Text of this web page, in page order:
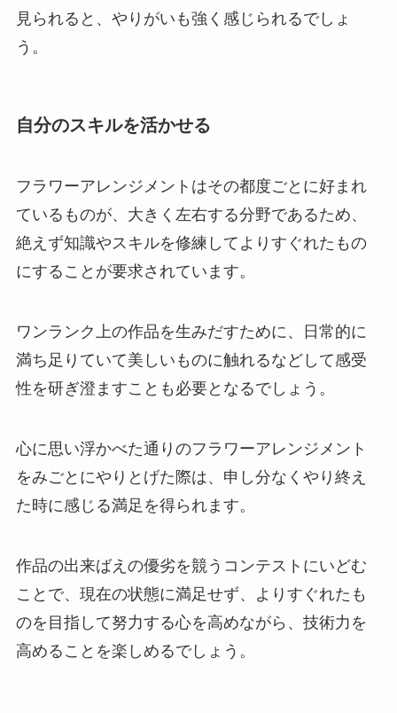
見られると、やりがいも強く感じられるでしょ
う。
自分のスキルを活かせる
フラワーアレンジメントはその都度ごとに好まれ
ているものが、大きく左右する分野であるため、
絶えず知識やスキルを修練してよりすぐれたもの
にすることが要求されています。
ワンランク上の作品を生みだすために、日常的に
満ち足りていて美しいものに触れるなどして感受
性を研ぎ澄ますことも必要となるでしょう。
心に思い浮かべた通りのフラワーアレンジメント
をみごとにやりとげた際は、申し分なくやり終え
た時に感じる満足を得られます。
作品の出来ばえの優劣を競うコンテストにいどむ
ことで、現在の状態に満足せず、よりすぐれたも
のを目指して努力する心を高めながら、技術力を
高めることを楽しめるでしょう。